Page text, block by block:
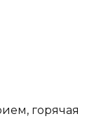
горячая